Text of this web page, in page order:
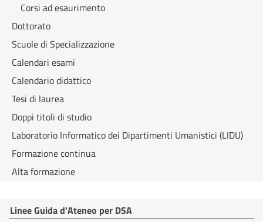
Corsi ad esaurimento
Dottorato
Scuole di Specializzazione
Calendari esami
Calendario didattico
Tesi di laurea
Doppi titoli di studio
Laboratorio Informatico dei Dipartimenti Umanistici (LIDU)
Formazione continua
Alta formazione
Linee Guida d'Ateneo per DSA